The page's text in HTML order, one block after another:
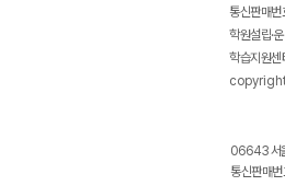
통신판매
학원설립·
학습지원
06643 서
통신판매